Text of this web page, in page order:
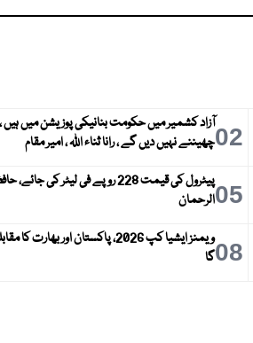
02آزاد کشمیر میں حکومت بنانیکی پوزیشن میں
چھیننے نہیں دیں گے ، رانا ثناء اللہ ، امیر مقام
05
پیٹرول کی قیمت 228 روپے فی لیٹر کی
الرحمان
08
ویمنز ایشیا کپ 2026، پاکستان اور
گا